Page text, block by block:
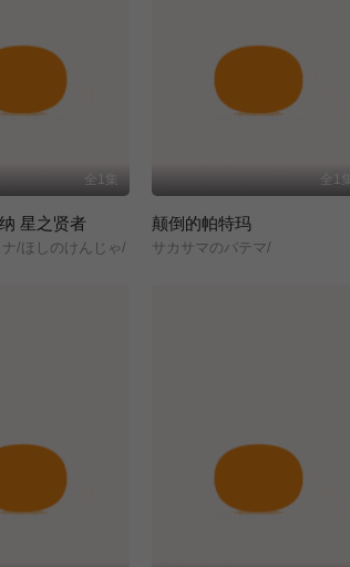
全1集
星之贤者
/ほしのけんじゃ/
全1集
颠倒的帕特玛
サカサマのパテマ/